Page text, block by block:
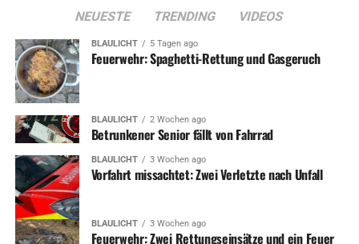
NEUESTE TRENDING VIDEOS
BLAULICHT 5 Tagen ago
Feuerwehr: Spaghetti-Rettung und Gasgeruch
BLAULICHT 2 Wochen ago
Betrunkener Senior fällt von Fahrrad
BLAULICHT 3 Wochen ago
Vorfahrt missachtet: Zwei Verletzte nach Unfall
BLAULICHT 3 Wochen ago
Feuerwehr: Zwei Rettungseinsätze und ein Feuer